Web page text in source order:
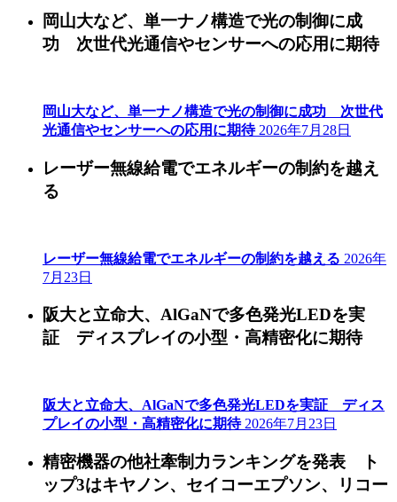
岡山大など、単一ナノ構造で光の制御に成
功 次世代光通信やセンサーへの応用に期待
岡山大など、単一ナノ構造で光の制御に成功 次世代
光通信やセンサーへの応用に期待 2026年7月28日
レーザー無線給電でエネルギーの制約を越え
る
レーザー無線給電でエネルギーの制約を越える 2026年
7月23日
阪大と立命大、AlGaNで多色発光LEDを実
証 ディスプレイの小型・高精密化に期待
阪大と立命大、AlGaNで多色発光LEDを実証 ディス
プレイの小型・高精密化に期待 2026年7月23日
精密機器の他社牽制力ランキングを発表 ト
ップ3はキヤノン、セイコーエプソン、リコー